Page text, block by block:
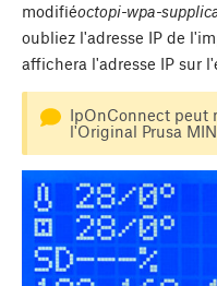
modifiéoctopi-wpa-
oubliez l'adresse IP de
affichera l'adresse IP sur
IpOnConnect peut
l'Original Prusa